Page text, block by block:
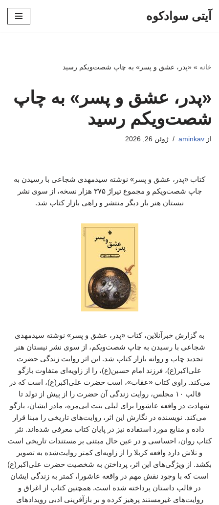
آیتی سوادکوه
خانه » «پدر، عشق و پسر» به چاپ شصت‌ویکم رسید
«پدر، عشق و پسر» به چاپ
شصت‌ویکم رسید
از aminkav ژوئن 26, 2026
کتاب «پدر، عشق و پسر» نوشته سیدمهدی شجاعی با رسیدن به
چاپ شصت‌ویکم و مجموع تیراژ ۳۷۵ هزار نسخه، از سوی نشر
نیستان هنر بار دیگر منتشر و راهی بازار کتاب شد.
به گزارش خبرآنلاین، کتاب «پدر، عشق و پسر» نوشته سیدمهدی
شجاعی با رسیدن به چاپ شصت‌ویکم، از سوی نشر نیستان هنر
تجدید چاپ و روانه بازار کتاب شد. این اثر روایت زندگی حضرت
علی‌اکبر(ع)، فرزند امام حسین(ع)، را از زاویه‌ای متفاوت بازگو
می‌کند. راوی کتاب «عقاب»، اسب حضرت علی‌اکبر(ع)، است که در
قالب ۱۰ مجلس، روایت زندگی آن حضرت را از پیش از تولد تا
شهادت در واقعه عاشورا برای لیلی بنت ابی‌مره، مادر ایشان، بازگو
می‌کند. نویسنده در نگارش این اثر، روایت‌های تاریخی را مبنا قرار
داده و منابع مورد استفاده نیز در پایان کتاب معرفی شده‌اند. نثر
کتاب روان، احساسی و در عین حال مبتنی بر مستندات تاریخی است
و تلاش دارد واقعه کربلا را از زاویه‌ای کمتر روایت‌شده به تصویر
بکشد. از ویژگی‌های این اثر، پرداختن به شخصیت حضرت علی‌اکبر(ع)
است که با وجود نقش مهم در واقعه عاشورا، کمتر به زندگی ایشان
در قالب داستان پرداخته شده است. همچنین کتاب از اغراق و
روایت‌های غیرمستند پرهیز کرده و بر بازآفرینی ادبی رویدادهای